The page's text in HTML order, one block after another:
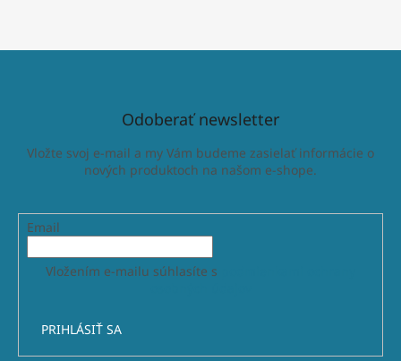
Odoberať newsletter
Vložte svoj e-mail a my Vám budeme zasielať informácie o
nových produktoch na našom e-shope.
Email
Vložením e-mailu súhlasíte s
PRIHLÁSIŤ SA